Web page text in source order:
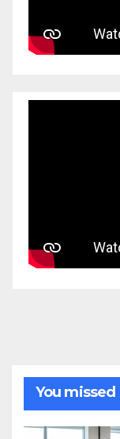
You missed